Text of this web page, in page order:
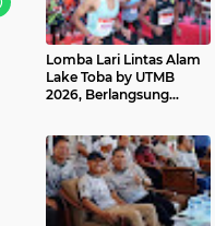
Lomba Lari Lintas Alam
Lake Toba by UTMB
2026, Berlangsung